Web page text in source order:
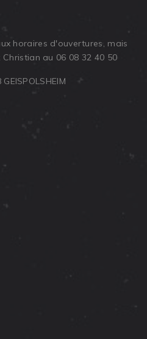
horaires d'ouvertures, mais
au 06 08 32 40 50